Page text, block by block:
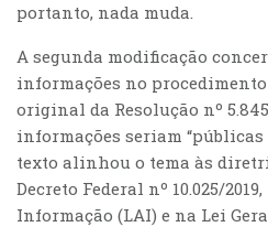
portanto, nada muda.
A segunda modificação
informações no
original da Resolução nº
informações seriam “públicas
texto alinhou o tema às
Decreto Federal nº 10.025/
Informação (LAI) e na Lei